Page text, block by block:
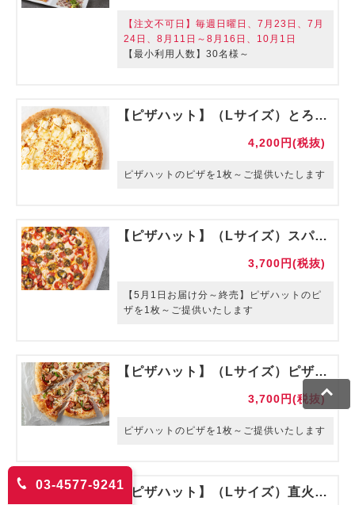
【注文不可日】毎週日曜日、7月23日、7月
24日、8月11日～8月16日、10月1日
【最小利用人数】30名様～
【ピザハット】（Lサイズ）とろける４種チーズのフォルマッジ
4,200円(税抜)
ピザハットのピザを1枚～ご提供いたします
【ピザハット】（Lサイズ）スパイシー辛ペーニョ 【販売期間～4月末】
3,700円(税抜)
【5月1日お届け分～終売】ピザハットのピ
ザを1枚～ご提供いたします
【ピザハット】（Lサイズ）ピザハットミックス
3,700円(税抜)
ピザハットのピザを1枚～ご提供いたします
【ピザハット】（Lサイズ）直火焼テリマヨチキン
03-4577-9241